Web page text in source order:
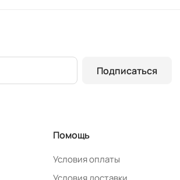
Подписаться
Помощь
Условия оплаты